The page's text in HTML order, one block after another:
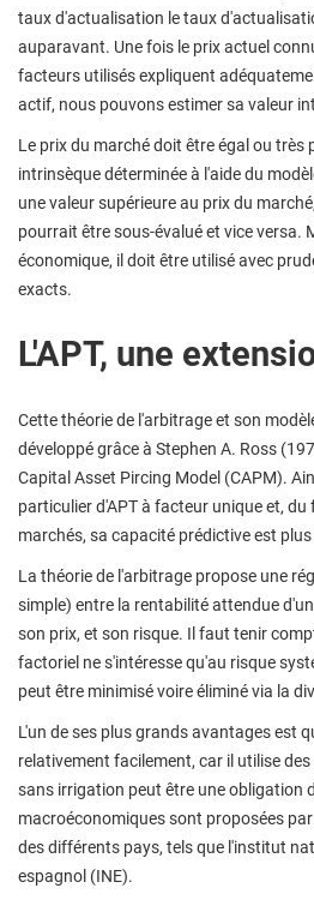
taux d'actualisation le taux
auparavant. Une fois le prix actuel
facteurs utilisés expliquent
actif, nous pouvons estimer sa valeur
Le prix du marché doit être égal ou très
intrinsèque déterminée à l'aide du
une valeur supérieure au prix du
pourrait être sous-évalué et vice versa.
économique, il doit être utilisé avec
exacts.
L'APT, une
Cette théorie de l'arbitrage et son
développé grâce à Stephen A. Ross
Capital Asset Pircing Model (CAPM).
particulier d'APT à facteur unique et,
marchés, sa capacité prédictive est
La théorie de l'arbitrage propose une
simple) entre la rentabilité attendue
son prix, et son risque. Il faut tenir
factoriel ne s'intéresse qu'au risque
peut être minimisé voire éliminé via la
L'un de ses plus grands avantages est
relativement facilement, car il utilise
sans irrigation peut être une obligation
macroéconomiques sont proposées
des différents pays, tels que l'institut
espagnol (INE).